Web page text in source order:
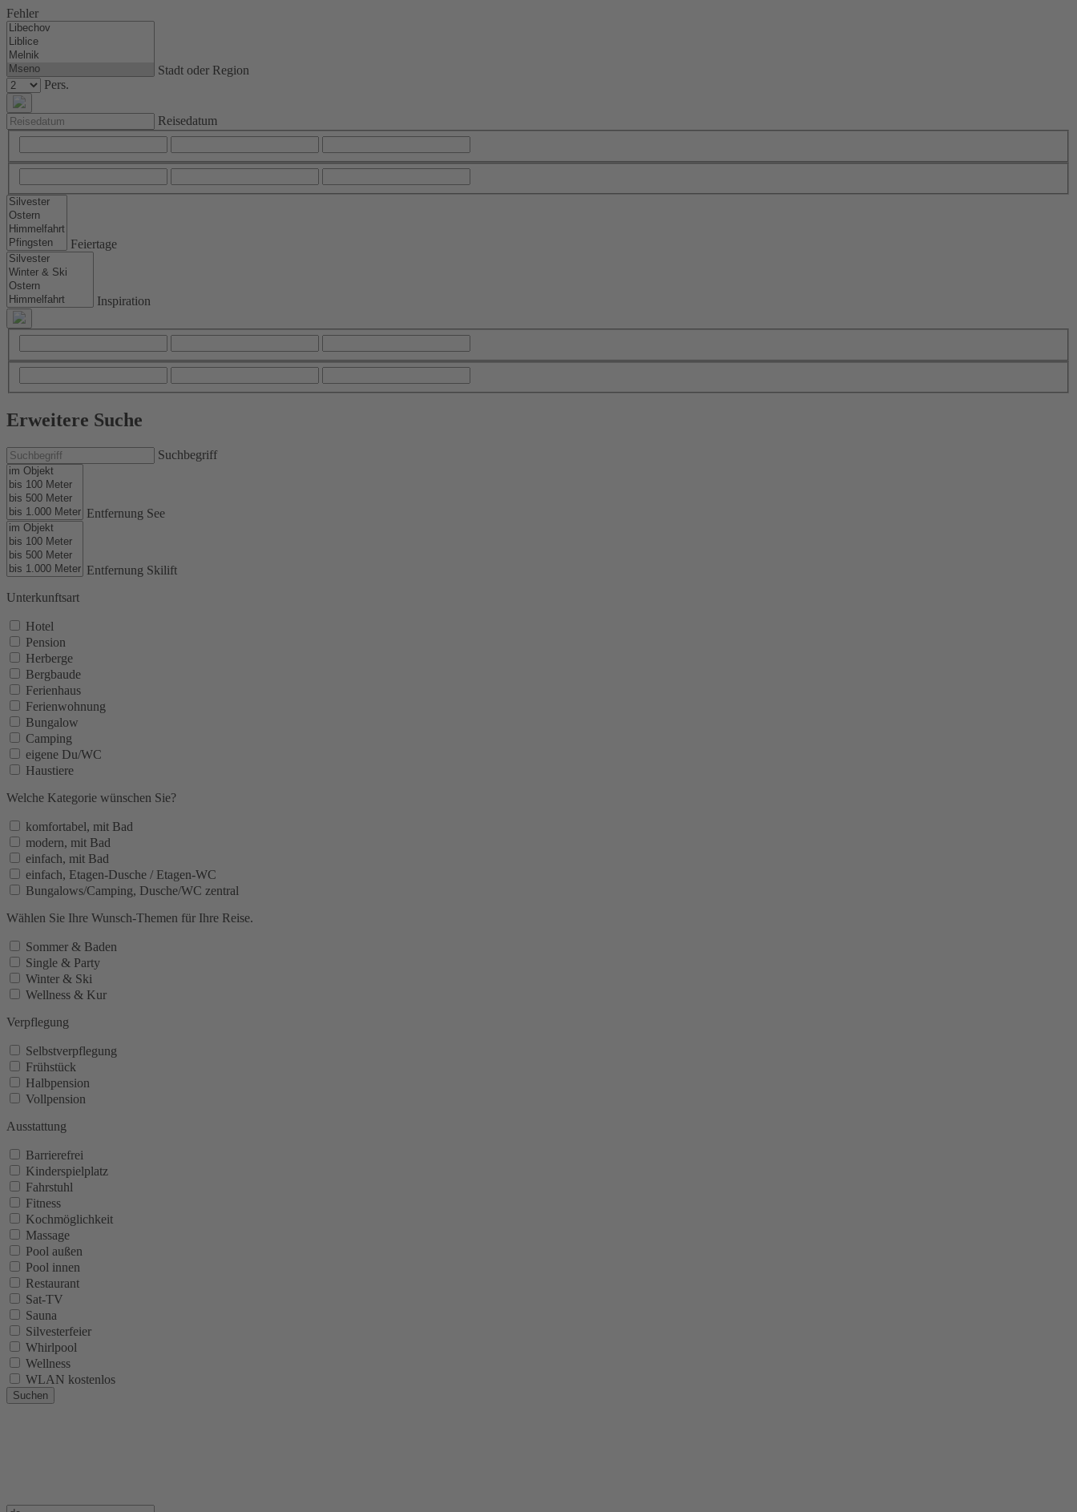
Fehler
Stadt oder Region
Pers.
Reisedatum
Feiertage
Inspiration
Erweitere Suche
Suchbegriff
Entfernung See
Entfernung Skilift
Unterkunftsart
Hotel
Pension
Herberge
Bergbaude
Ferienhaus
Ferienwohnung
Bungalow
Camping
eigene Du/WC
Haustiere
Welche Kategorie wünschen Sie?
komfortabel, mit Bad
modern, mit Bad
einfach, mit Bad
einfach, Etagen-Dusche / Etagen-WC
Bungalows/Camping, Dusche/WC zentral
Wählen Sie Ihre Wunsch-Themen für Ihre Reise.
Sommer & Baden
Single & Party
Winter & Ski
Wellness & Kur
Verpflegung
Selbstverpflegung
Frühstück
Halbpension
Vollpension
Ausstattung
Barrierefrei
Kinderspielplatz
Fahrstuhl
Fitness
Kochmöglichkeit
Massage
Pool außen
Pool innen
Restaurant
Sat-TV
Sauna
Silvesterfeier
Whirlpool
Wellness
WLAN kostenlos
Suchen